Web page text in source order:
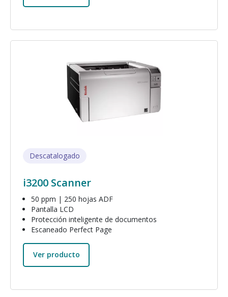
Imagen
Descatalogado
i3200 Scanner
50 ppm | 250 hojas ADF
Pantalla LCD
Protección inteligente de documentos
Escaneado Perfect Page
Ver producto